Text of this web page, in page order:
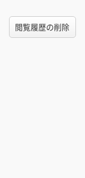
閲覧履歴の削除